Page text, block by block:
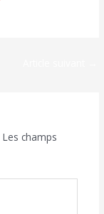
Les champs